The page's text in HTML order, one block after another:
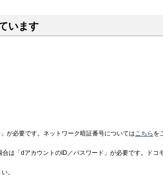
います
が必要です。ネットワーク暗証番号についてはこちら を
は「dアカウントのID／パスワード」が必要です。ドコ
。